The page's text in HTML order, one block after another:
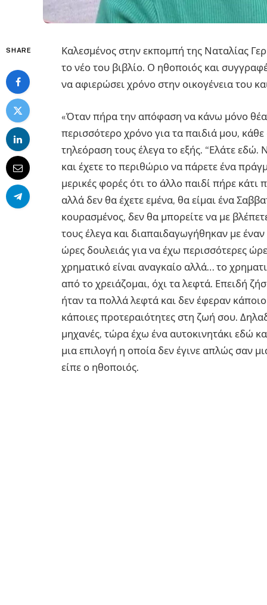
SHARE
Καλεσμένος στην εκπομπή της Ναταλίας
το νέο του βιβλίο. Ο ηθοποιός και
να αφιερώσει χρόνο στην οικογένεια του
«Όταν πήρα την απόφαση να κάνω μόνο
περισσότερο χρόνο για τα παιδιά μου,
τηλεόραση τους έλεγα το εξής. “Ελάτε
και έχετε το περιθώριο να πάρετε ένα
μερικές φορές ότι το άλλο παιδί πήρε κάτι
αλλά δεν θα έχετε εμένα, θα είμαι ένα
κουρασμένος, δεν θα μπορείτε να με
τους έλεγα και διαπαιδαγωγήθηκαν με
ώρες δουλειάς για να έχω περισσότερες
χρηματικό είναι αναγκαίο αλλά… το
από το χρειάζομαι, όχι τα λεφτά. Επειδή
ήταν τα πολλά λεφτά και δεν έφεραν
κάποιες προτεραιότητες στη ζωή σου.
μηχανές, τώρα έχω ένα αυτοκινητάκι εδώ
μια επιλογή η οποία δεν έγινε απλώς σαν
είπε ο ηθοποιός.